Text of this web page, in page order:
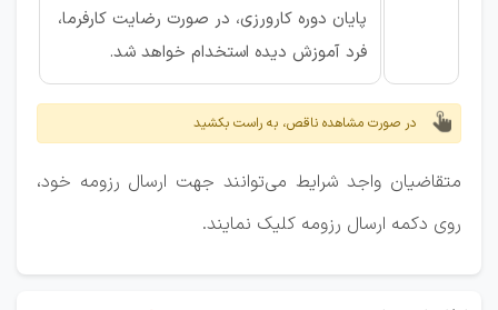
پایان دوره کارورزی، در صورت رضایت کارفرما،
فرد آموزش دیده استخدام خواهد شد.
در صورت مشاهده ناقص، به راست بکشید
متقاضیان واجد شرایط می‌توانند جهت ارسال رزومه خود،
روی دکمه ارسال رزومه کلیک نمایند.